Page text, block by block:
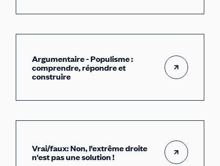
Argumentaire - Populisme :
comprendre, répondre et
construire
Vrai/faux: Non, l'extrême droite
n'est pas une solution !